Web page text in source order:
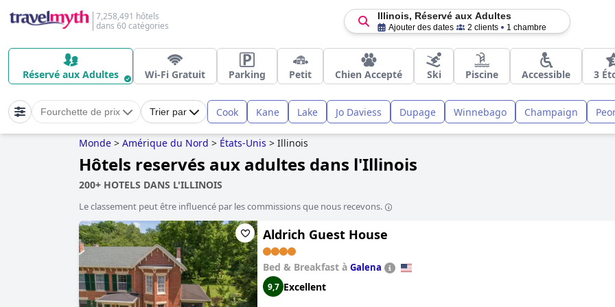
7,258,491 hôtels
dans 60 catégories
Illinois, Réservé aux Adultes
Ajouter des dates 2 clients 1 chambre
Réservé aux Adultes Wi-Fi Gratuit Parking Petit Chien Accepté Ski Piscine Accessible 3
Fourchette de prix Trier par Cook Kane Lake Jo Daviess Dupage Winnebago Champaign
Monde > Amérique du Nord > États-Unis > Illinois
Hôtels reservés aux adultes dans l'Illinois
200+ HOTELS DANS L'ILLINOIS
Le classement peut être influencé par les commissions que nous recevons.
Aldrich Guest House
Bed & Breakfast à Galena
9,7 Excellent